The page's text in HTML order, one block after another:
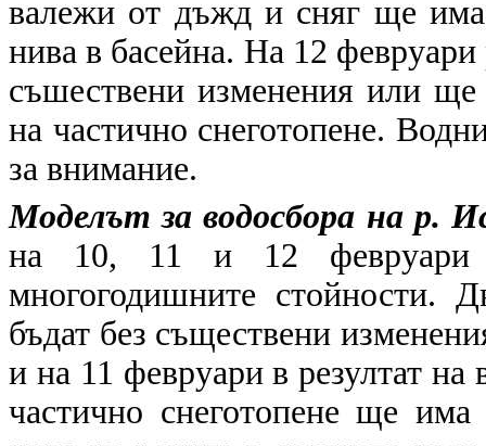
валежи от дъжд и сняг ще има
нива в басейна. На 12 февруари
съшествени изменения или ще
на частично снеготопене.
за внимание.
Моделът за водосбора на р.
на 10, 11 и 12 февруари
многогодишните стойности.
бъдат без съществени
и на 11 февруари в резултат на
частично снеготопене ще